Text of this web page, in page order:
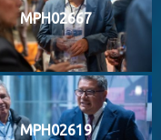
MPH02667
MPH02619